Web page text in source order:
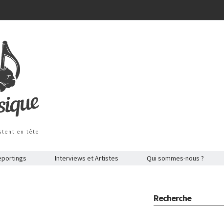
en tête
Interviews et Artistes Qui sommes-nous ?
Recherche